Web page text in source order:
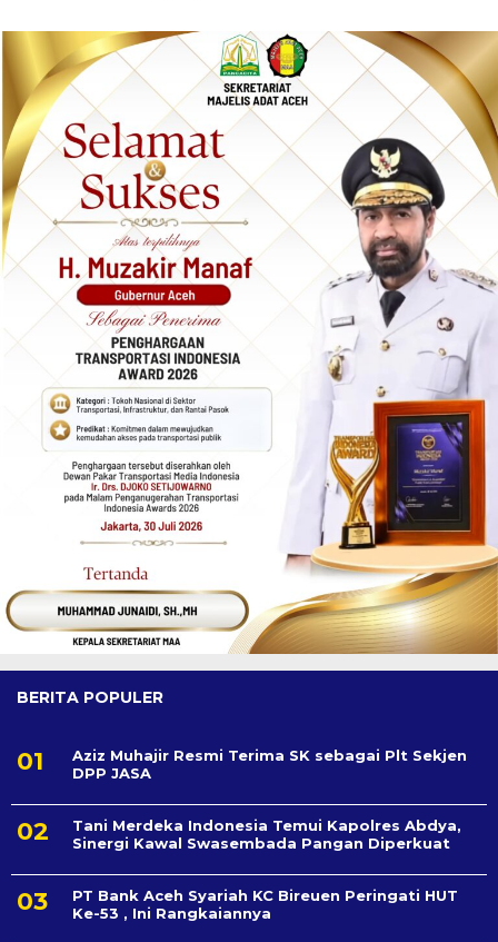
BERITA POPULER
Aziz Muhajir Resmi Terima SK sebagai Plt Sekjen
DPP JASA
Tani Merdeka Indonesia Temui Kapolres Abdya,
Sinergi Kawal Swasembada Pangan Diperkuat
PT Bank Aceh Syariah KC Bireuen Peringati HUT
Ke-53 , Ini Rangkaiannya